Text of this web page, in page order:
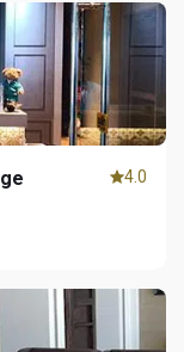
4.0